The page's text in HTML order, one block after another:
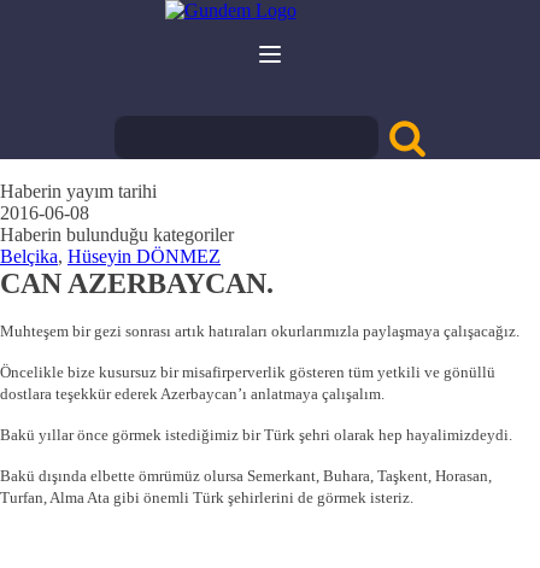
Haberin yayım tarihi
2016-06-08
Haberin bulunduğu kategoriler
Belçika, Hüseyin DÖNMEZ
CAN AZERBAYCAN.
Muhteşem bir gezi sonrası artık hatıraları okurlarımızla paylaşmaya çalışacağız.
Öncelikle bize kusursuz bir misafirperverlik gösteren tüm yetkili ve gönüllü
dostlara teşekkür ederek Azerbaycan’ı anlatmaya çalışalım.
Bakü yıllar önce görmek istediğimiz bir Türk şehri olarak hep hayalimizdeydi.
Bakü dışında elbette ömrümüz olursa Semerkant, Buhara, Taşkent, Horasan,
Turfan, Alma Ata gibi önemli Türk şehirlerini de görmek isteriz.